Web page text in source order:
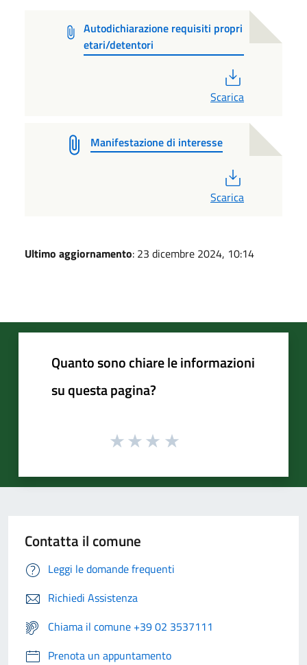
Autodichiarazione requisiti propri
etari/detentori
Scarica
Manifestazione di interesse
Scarica
Ultimo aggiornamento: 23 dicembre 2024, 10:14
Quanto sono chiare le informazioni
su questa pagina?
Contatta il comune
Leggi le domande frequenti
Richiedi Assistenza
Chiama il comune +39 02 3537111
Prenota un appuntamento